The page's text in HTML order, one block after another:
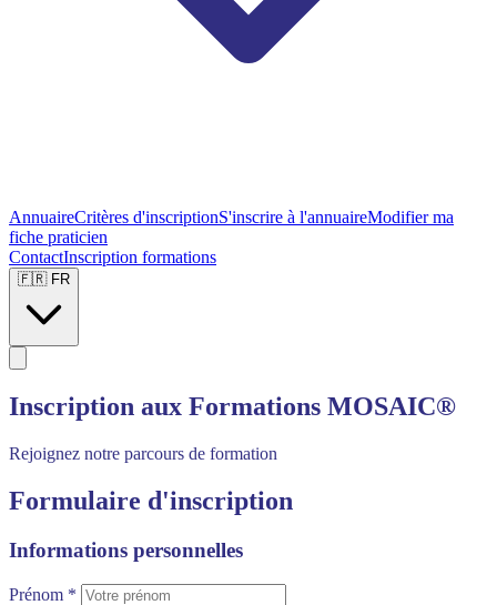
AnnuaireCritères d'inscriptionS'inscrire à l'annuaireModifier ma
fiche praticien
ContactInscription formations
🇫🇷 FR
Inscription aux Formations MOSAIC®
Rejoignez notre parcours de formation
Formulaire d'inscription
Informations personnelles
Prénom *